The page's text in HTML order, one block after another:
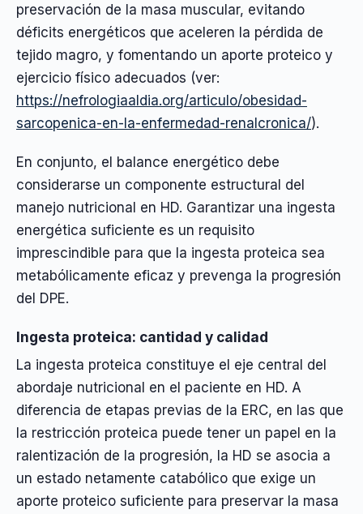
preservación de la masa muscular, evitando
déficits energéticos que aceleren la pérdida de
tejido magro, y fomentando un aporte proteico y
ejercicio físico adecuados (ver:
https://nefrologiaaldia.org/articulo/obesidad-
sarcopenica-en-la-enfermedad-renalcronica/).
En conjunto, el balance energético debe
considerarse un componente estructural del
manejo nutricional en HD. Garantizar una ingesta
energética suficiente es un requisito
imprescindible para que la ingesta proteica sea
metabólicamente eficaz y prevenga la progresión
del DPE.
Ingesta proteica: cantidad y calidad
La ingesta proteica constituye el eje central del
abordaje nutricional en el paciente en HD. A
diferencia de etapas previas de la ERC, en las que
la restricción proteica puede tener un papel en la
ralentización de la progresión, la HD se asocia a
un estado netamente catabólico que exige un
aporte proteico suficiente para preservar la masa